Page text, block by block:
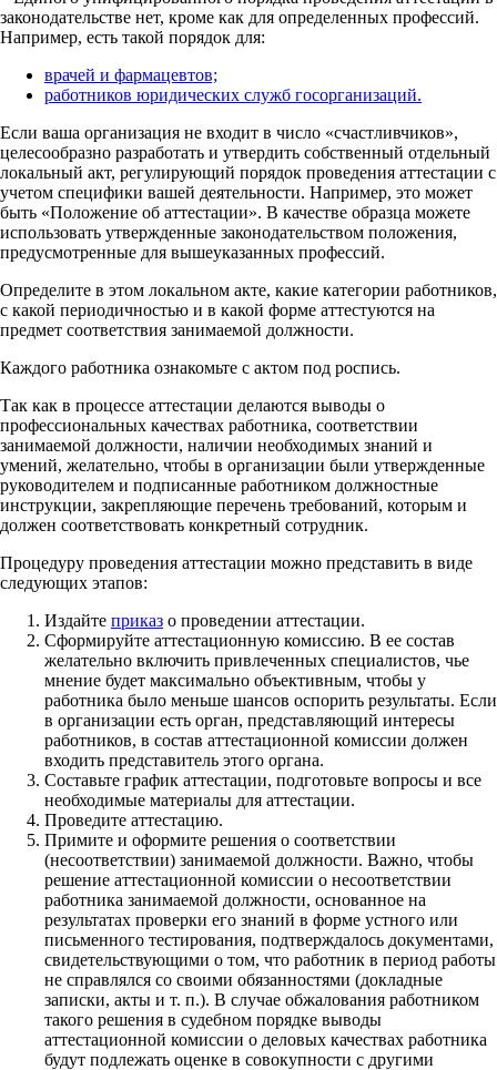
законодательстве нет, кроме как для определенных профессий.
Например, есть такой порядок для:
врачей и фармацевтов;
работников юридических служб госорганизаций.
Если ваша организация не входит в число «счастливчиков»,
целесообразно разработать и утвердить собственный отдельный
локальный акт, регулирующий порядок проведения аттестации с
учетом специфики вашей деятельности. Например, это может
быть «Положение об аттестации». В качестве образца можете
использовать утвержденные законодательством положения,
предусмотренные для вышеуказанных профессий.
Определите в этом локальном акте, какие категории работников,
с какой периодичностью и в какой форме аттестуются на
предмет соответствия занимаемой должности.
Каждого работника ознакомьте с актом под роспись.
Так как в процессе аттестации делаются выводы о
профессиональных качествах работника, соответствии
занимаемой должности, наличии необходимых знаний и
умений, желательно, чтобы в организации были утвержденные
руководителем и подписанные работником должностные
инструкции, закрепляющие перечень требований, которым и
должен соответствовать конкретный сотрудник.
Процедуру проведения аттестации можно представить в виде
следующих этапов:
Издайте приказ о проведении аттестации.
Сформируйте аттестационную комиссию. В ее состав
желательно включить привлеченных специалистов, чье
мнение будет максимально объективным, чтобы у
работника было меньше шансов оспорить результаты. Если
в организации есть орган, представляющий интересы
работников, в состав аттестационной комиссии должен
входить представитель этого органа.
Составьте график аттестации, подготовьте вопросы и все
необходимые материалы для аттестации.
Проведите аттестацию.
Примите и оформите решения о соответствии
(несоответствии) занимаемой должности. Важно, чтобы
решение аттестационной комиссии о несоответствии
работника занимаемой должности, основанное на
результатах проверки его знаний в форме устного или
письменного тестирования, подтверждалось документами,
свидетельствующими о том, что работник в период работы
не справлялся со своими обязанностями (докладные
записки, акты и т. п.). В случае обжалования работником
такого решения в судебном порядке выводы
аттестационной комиссии о деловых качествах работника
будут подлежать оценке в совокупности с другими